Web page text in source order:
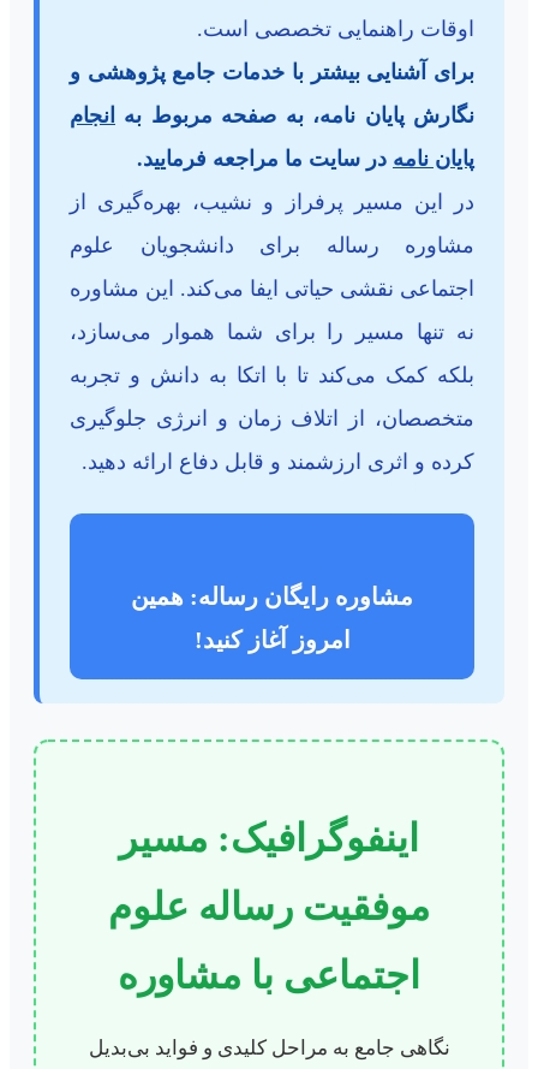
اوقات راهنمایی تخصصی است.
برای آشنایی بیشتر با خدمات جامع پژوهشی و
نگارش پایان نامه، به صفحه مربوط به
انجام
پایان نامه در سایت ما مراجعه فرمایید.
در این مسیر پرفراز و نشیب، بهره‌گیری از
مشاوره رساله برای دانشجویان علوم
اجتماعی نقشی حیاتی ایفا می‌کند. این مشاوره
نه تنها مسیر را برای شما هموار می‌سازد،
بلکه کمک می‌کند تا با اتکا به دانش و تجربه
متخصصان، از اتلاف زمان و انرژی جلوگیری
کرده و اثری ارزشمند و قابل دفاع ارائه دهید.
مشاوره رایگان رساله: همین
امروز آغاز کنید!
اینفوگرافیک: مسیر
موفقیت رساله علوم
اجتماعی با مشاوره
نگاهی جامع به مراحل کلیدی و فواید بی‌بدیل